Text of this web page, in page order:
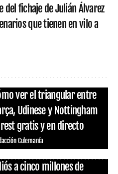
del fichaje de Julián Álvarez
que tienen en vilo a
ver el triangular entre
Udinese y Nottingham
gratis y en directo
Culemanía
a cinco millones de